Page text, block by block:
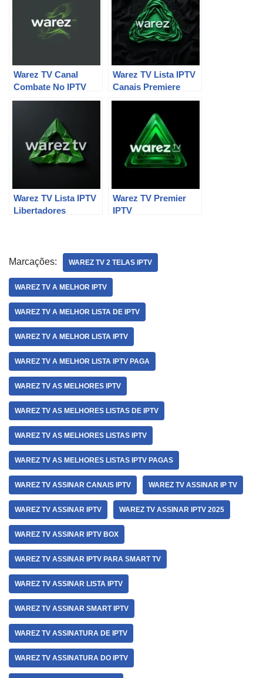
Warez TV Canal
Combate No IPTV
Warez TV Lista IPTV
Canais Premiere
Warez TV Lista IPTV
Libertadores
Warez TV Premier
IPTV
Marcações: WAREZ TV 2 TELAS IPTV
WAREZ TV A MELHOR IPTV
WAREZ TV A MELHOR LISTA DE IPTV
WAREZ TV A MELHOR LISTA IPTV
WAREZ TV A MELHOR LISTA IPTV PAGA
WAREZ TV AS MELHORES IPTV
WAREZ TV AS MELHORES LISTAS DE IPTV
WAREZ TV AS MELHORES LISTAS IPTV
WAREZ TV AS MELHORES LISTAS IPTV PAGAS
WAREZ TV ASSINAR CANAIS IPTV WAREZ TV ASSINAR IP TV
WAREZ TV ASSINAR IPTV WAREZ TV ASSINAR IPTV 2025
WAREZ TV ASSINAR IPTV BOX
WAREZ TV ASSINAR IPTV PARA SMART TV
WAREZ TV ASSINAR LISTA IPTV
WAREZ TV ASSINAR SMART IPTV
WAREZ TV ASSINATURA DE IPTV
WAREZ TV ASSINATURA DO IPTV